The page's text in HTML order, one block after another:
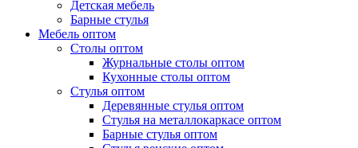
Детская мебель
Барные стулья
Мебель оптом
Столы оптом
Журнальные столы оптом
Кухонные столы оптом
Стулья оптом
Деревянные стулья оптом
Стулья на металлокаркасе оптом
Барные стулья оптом